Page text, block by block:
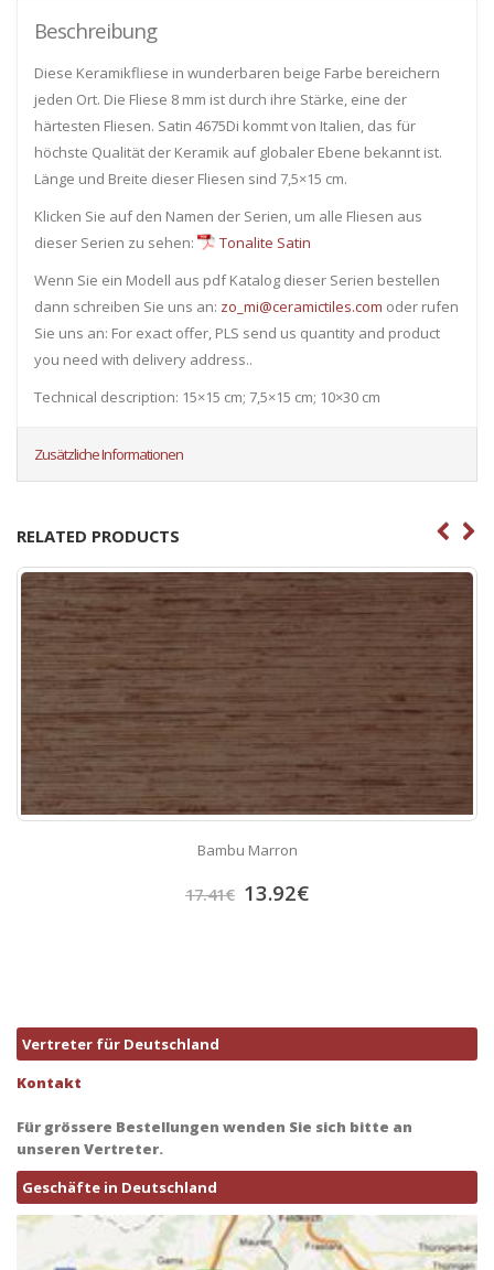
Beschreibung
Diese Keramikfliese in wunderbaren beige Farbe bereichern
jeden Ort. Die Fliese 8 mm ist durch ihre Stärke, eine der
härtesten Fliesen. Satin 4675Di kommt von Italien, das für
höchste Qualität der Keramik auf globaler Ebene bekannt ist.
Länge und Breite dieser Fliesen sind 7,5×15 cm.
Klicken Sie auf den Namen der Serien, um alle Fliesen ​​aus
dieser Serien zu sehen:
Tonalite Satin
Wenn Sie ein Modell aus pdf Katalog dieser Serien bestellen
dann schreiben Sie uns an: zo_mi@ceramictiles.com oder rufen
Sie uns an: For exact offer, PLS send us quantity and product
you need with delivery address..
Technical description: 15×15 cm; 7,5×15 cm; 10×30 cm
Zusätzliche Informationen
RELATED PRODUCTS
Bambu Marron
17.41€ 13.92€
Vertreter für Deutschland
Kontakt
Für grössere Bestellungen wenden Sie sich bitte an
unseren Vertreter.
Geschäfte in Deutschland